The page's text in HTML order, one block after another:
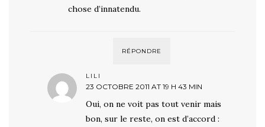
chose d’innatendu.
RÉPONDRE
LILI
23 OCTOBRE 2011 AT 19 H 43 MIN
Oui, on ne voit pas tout venir mais
bon, sur le reste, on est d’accord :